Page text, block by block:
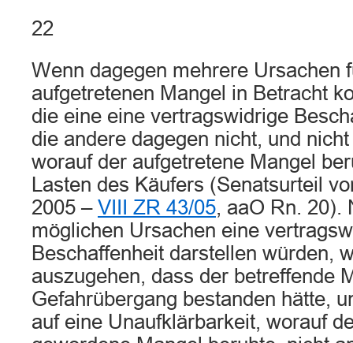
22
Wenn dagegen mehrere Ursachen
aufgetretenen Mangel in Betracht
die eine eine vertragswidrige
die andere dagegen nicht, und
worauf der aufgetretene Mangel
Lasten des Käufers (Senatsurteil
2005 – VIII ZR 43/05, aaO Rn. 20).
möglichen Ursachen eine
Beschaffenheit darstellen würden,
auszugehen, dass der betreffende
Gefahrübergang bestanden hätte,
auf eine Unaufklärbarkeit, worauf